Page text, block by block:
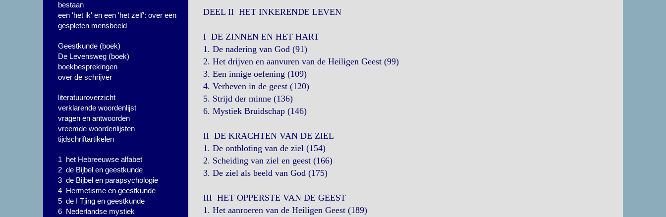
bestaan
een 'het ik' en een 'het zelf': over een
gespleten mensbeeld
Geestkunde (boek)
De Levensweg (boek)
boekbesprekingen
over de schrijver
literatuuroverzicht
verklarende woordenlijst
vragen en antwoorden
vreemde woordenlijsten
tijdschriftartikelen
1 het Hebreeuwse alfabet
2 de Bijbel en geestkunde
3 de Bijbel en parapsychologie
4 Hermetisme en geestkunde
5 de I Tjing en geestkunde
6 Nederlandse mystiek
DEEL II HET INKERENDE LEVEN
I DE ZINNEN EN HET HART
1. De nadering van God (91)
2. Het drijven en aanvuren van de Heiligen Geest (99)
3. Een innige oefening (109)
4. Verheven in de geest (120)
5. Strijd der minne (136)
6. Mystiek Bruidschap (146)
II DE KRACHTEN VAN DE ZIEL
1. De ontbloting van de ziel (154)
2. Scheiding van ziel en geest (166)
3. De ziel als beeld van God (175)
III HET OPPERSTE VAN DE GEEST
1. Het aanroeren van de Heiligen Geest (189)